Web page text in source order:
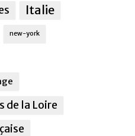
Italie
new-york
de la Loire